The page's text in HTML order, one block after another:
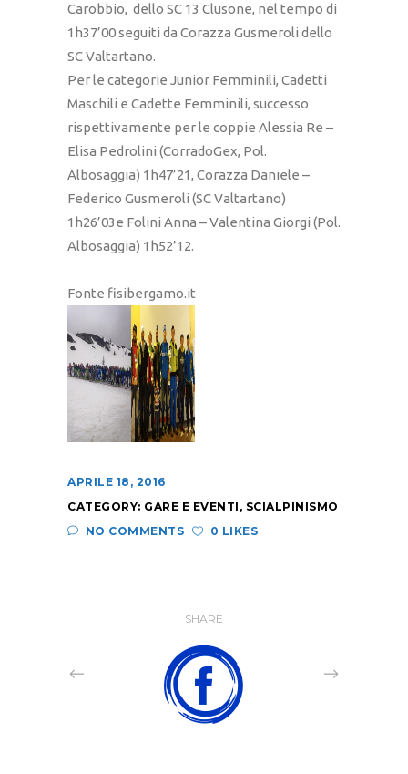
Carobbio, dello SC 13 Clusone, nel tempo di
1h37’00 seguiti da Corazza Gusmeroli dello
SC Valtartano.
Per le categorie Junior Femminili, Cadetti
Maschili e Cadette Femminili, successo
rispettivamente per le coppie Alessia Re –
Elisa Pedrolini (CorradoGex, Pol.
Albosaggia) 1h47’21, Corazza Daniele –
Federico Gusmeroli (SC Valtartano)
1h26’03e Folini Anna – Valentina Giorgi (Pol.
Albosaggia) 1h52’12.
Fonte fisibergamo.it
APRILE 18, 2016
CATEGORY: GARE E EVENTI , SCIALPINISMO
NO COMMENTS
0 LIKES
SHARE